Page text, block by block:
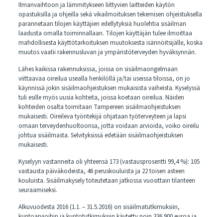
Ilmanvaihtoon ja lämmitykseen liittyvien laitteiden käytön
opastuksilla ja ohjeilla sekä vikailmoituksen tekemisen ohjeistuksella
parannetaan tilojen käyttäjien edellytyksiä huolehtia sisäilman
laadusta omalla toiminnallaan. Tilojen käyttäjän tulee ilmoittaa
mahdollisesta käyttötarkoituksen muutoksesta isännöitsijälle, koska
muutos vaatii rakennusluvan ja ympäristöterveyden hyväksynnän.
Lähes kaikissa rakennuksissa, joissa on sisäilmaongelmaan
viittaavaa oireilua usealla henkilöllä ja/tai useissa tiloissa, on jo
käynnissä jokin sisäilmaohjeistuksen mukaisista vaiheista. Kyselyssä
tuli esille myös uusia kohteita, joissa koetaan oireilua. Näiden
kohteiden osalta toimitaan Tampereen sisäilmaohjeistuksen
mukaisesti. Oireileva työntekijä ohjataan työterveyteen ja lapsi
omaan terveydenhuoltoonsa, jotta voidaan arvioida, voiko oireilu
johtua sisäilmasta. Selvityksissä edetään sisäilmaohjeistuksen
mukaisesti.
Kyselyyn vastanneita oli yhteensä 173 (vastausprosentti 99,4 %): 105
vastausta päiväkodeista, 46 peruskouluista ja 22 toisen asteen
kouluista. Sisäilmakysely toteutetaan jatkossa vuosittain tilanteen
seuraamiseksi.
Alkuvuodesta 2016 (1.1. – 31.5.2016) on sisäilmatutkimuksiin,